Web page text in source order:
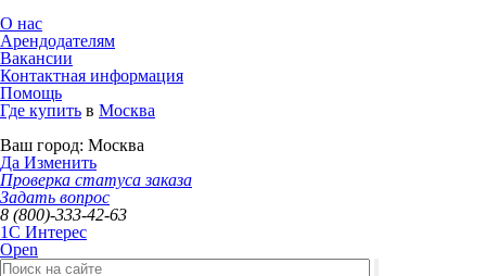
О нас
Арендодателям
Вакансии
Контактная информация
Помощь
Где купить в Москва
Ваш город: Москва
Да Изменить
Проверка статуса заказа
Задать вопрос
8 (800)-333-42-63
1C Интерес
Open